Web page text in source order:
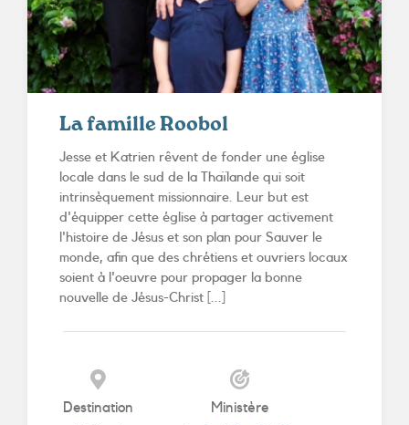
La famille Roobol
Jesse et Katrien rêvent de fonder une église
locale dans le sud de la Thaïlande qui soit
intrinsèquement missionnaire. Leur but est
d'équipper cette église à partager activement
l'histoire de Jésus et son plan pour Sauver le
monde, afin que des chrétiens et ouvriers locaux
soient à l'oeuvre pour propager la bonne
nouvelle de Jésus-Christ [...]
Destination Ministère